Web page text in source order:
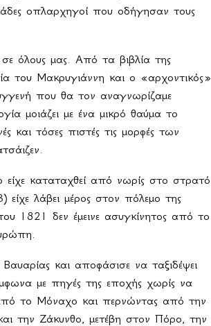
οπλαρχηγοί που οδήγησαν τους
όλους μας. Από τα βιβλία της
του Μακρυγιάννη και ο «αρχοντικός»
που θα τον αναγνωρίζαμε
μοιάζει με ένα μικρό θαύμα το
και τόσες πιστές τις μορφές των
καταταχθεί από νωρίς στο στρατό
λάβει μέρος στον πόλεμο της
1821 δεν έμεινε ασυγκίνητος από το
και αποφάσισε να ταξιδέψει
με πηγές της εποχής χωρίς να
το Μόναχο και περνώντας από την
την Ζάκυνθο, μετέβη στον Πόρο, την